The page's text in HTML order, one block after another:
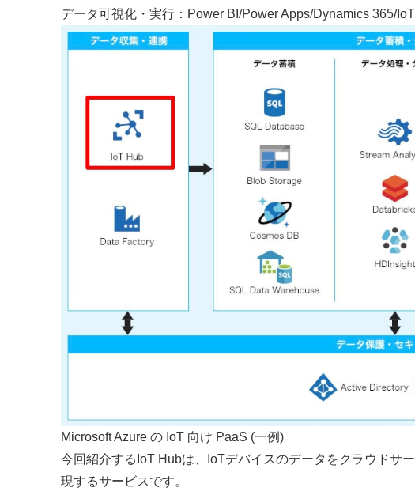
データ可視化・実行：Power BI/Power Apps/Dynamics 365/IoT
Microsoft Azure の IoT 向け PaaS (一例)
今回紹介するIoT Hubは、IoTデバイスのデータをクラウドサ
現するサービスです。